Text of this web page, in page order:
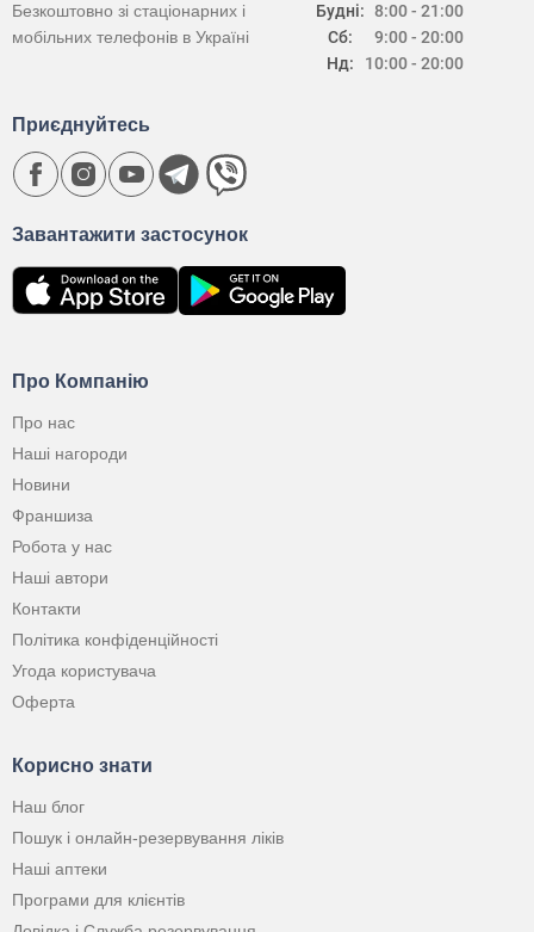
Будні:
Сб:
Нд:
8:00 - 21:00
9:00 - 20:00
10:00 - 20:00
Безкоштовно зі стаціонарних і
мобільних телефонів в Україні
Про Компанію
Про нас
Наші нагороди
Новини
Франшиза
Робота у нас
Наші автори
Контакти
Політика конфіденційності
Угода користувача
Оферта
Корисно знати
Наш блог
Пошук і онлайн-резервування ліків
Наші аптеки
Програми для клієнтів
Завантажити застосунок
Приєднуйтесь